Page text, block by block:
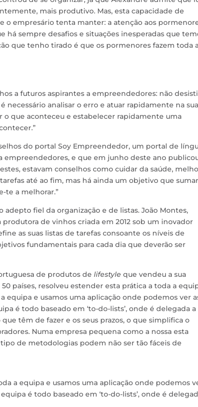
mais produtivo. Mas, esta capacidade de
o empresário tenta manter: a atenção aos
há sempre desafios e situações inesperadas que
que tenho tirado é que os pormenores fazem toda
a futuros aspirantes a empreendedores: não
necessário analisar o erro e atuar rapidamente na sua
o que aconteceu e estabelecer rapidamente uma
do portal Soy Empreendedor, um portal de
empreendedores, e que em junho deste ano
estavam conselhos como cuidar da saúde,
até ao fim, mas há ainda um objetivo que
te a melhorar.”
fiel da organização e de listas. João Montes,
de vinhos criada em 2012 sob um inovador
as suas listas de tarefas consoante os níveis de
fundamentais para cada dia que deverão ser
de produtos de lifestyle que vendeu a sua
países, resolveu estender esta prática a toda a
equipa e usamos uma aplicação onde podemos ver
é todo baseado em ‘to-do-lists’, onde é delegada a
têm de fazer e os seus prazos, o que simplifica o
Numa empresa pequena como a nossa esta
de metodologias podem não ser tão fáceis de
a equipa e usamos uma aplicação onde podemos
é todo baseado em ‘to-do-lists’, onde é